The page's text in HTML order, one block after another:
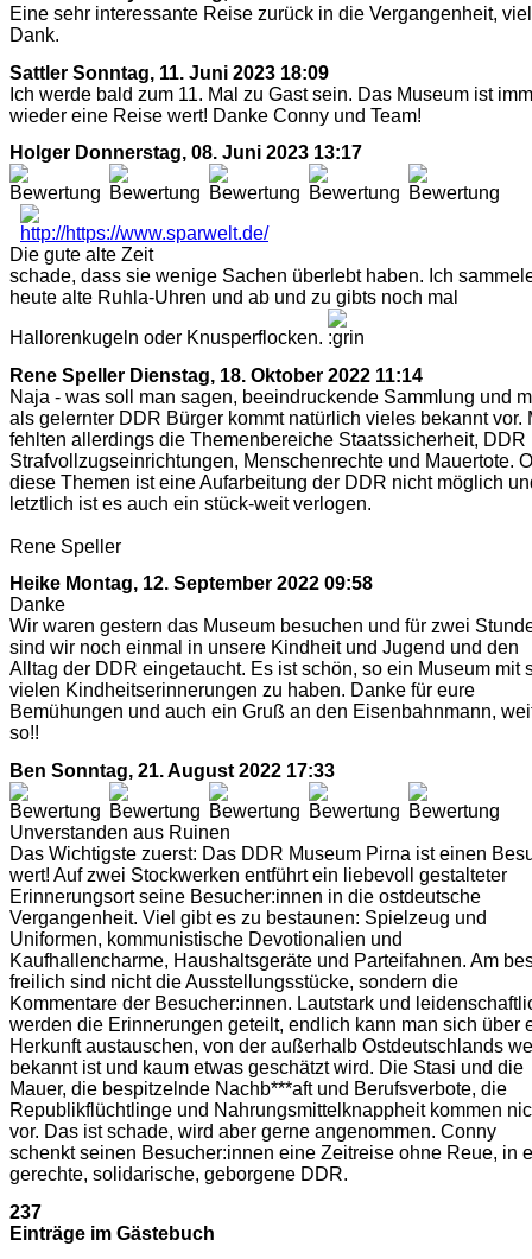
Eine sehr interessante Reise zurück in die Vergangenheit,
Dank.
Sattler Sonntag, 11. Juni 2023 18:09
Ich werde bald zum 11. Mal zu Gast sein. Das Museum ist
wieder eine Reise wert! Danke Conny und Team!
Holger Donnerstag, 08. Juni 2023 13:17
Die gute alte Zeit
schade, dass sie wenige Sachen überlebt haben. Ich
heute alte Ruhla-Uhren und ab und zu gibts noch mal
Hallorenkugeln oder Knusperflocken.
Rene Speller Dienstag, 18. Oktober 2022 11:14
Naja - was soll man sagen, beeindruckende Sammlung und
als gelernter DDR Bürger kommt natürlich vieles bekannt vor.
fehlten allerdings die Themenbereiche Staatssicherheit, DDR
Strafvollzugseinrichtungen, Menschenrechte und Mauertote.
diese Themen ist eine Aufarbeitung der DDR nicht möglich
letztlich ist es auch ein stück-weit verlogen.
Rene Speller
Heike Montag, 12. September 2022 09:58
Danke
Wir waren gestern das Museum besuchen und für zwei
sind wir noch einmal in unsere Kindheit und Jugend und den
Alltag der DDR eingetaucht. Es ist schön, so ein Museum mit
vielen Kindheitserinnerungen zu haben. Danke für eure
Bemühungen und auch ein Gruß an den Eisenbahnmann,
so!!
Ben Sonntag, 21. August 2022 17:33
Unverstanden aus Ruinen
Das Wichtigste zuerst: Das DDR Museum Pirna ist einen
wert! Auf zwei Stockwerken entführt ein liebevoll gestalteter
Erinnerungsort seine Besucher:innen in die ostdeutsche
Vergangenheit. Viel gibt es zu bestaunen: Spielzeug und
Uniformen, kommunistische Devotionalien und
Kaufhallencharme, Haushaltsgeräte und Parteifahnen. Am
freilich sind nicht die Ausstellungsstücke, sondern die
Kommentare der Besucher:innen. Lautstark und
werden die Erinnerungen geteilt, endlich kann man sich über
Herkunft austauschen, von der außerhalb Ostdeutschlands
bekannt ist und kaum etwas geschätzt wird. Die Stasi und die
Mauer, die bespitzelnde Nachb***aft und Berufsverbote, die
Republikflüchtlinge und Nahrungsmittelknappheit kommen
vor. Das ist schade, wird aber gerne angenommen. Conny
schenkt seinen Besucher:innen eine Zeitreise ohne Reue, in
gerechte, solidarische, geborgene DDR.
237
Einträge im Gästebuch